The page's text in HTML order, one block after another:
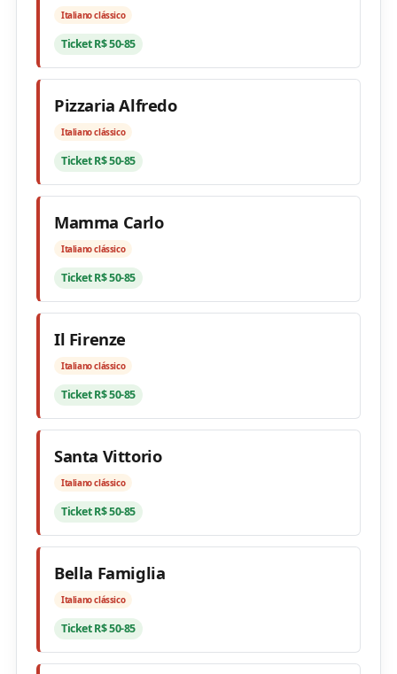
Italiano clássico
Ticket R$ 50-85
Pizzaria Alfredo
Italiano clássico
Ticket R$ 50-85
Mamma Carlo
Italiano clássico
Ticket R$ 50-85
Il Firenze
Italiano clássico
Ticket R$ 50-85
Santa Vittorio
Italiano clássico
Ticket R$ 50-85
Bella Famiglia
Italiano clássico
Ticket R$ 50-85